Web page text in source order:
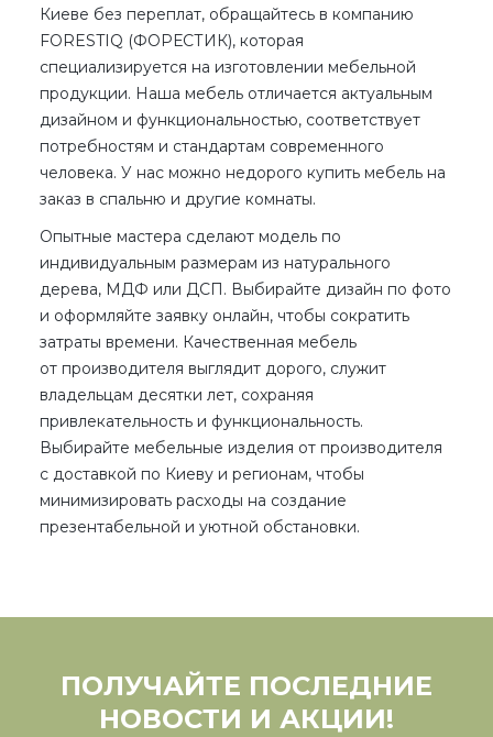
Киеве без переплат, обращайтесь в компанию
FORESTIQ (ФОРЕСТИК), которая
специализируется на изготовлении мебельной
продукции. Наша мебель отличается актуальным
дизайном и функциональностью, соответствует
потребностям и стандартам современного
человека. У нас можно недорого купить мебель на
заказ в спальню и другие комнаты.
Опытные мастера сделают модель по
индивидуальным размерам из натурального
дерева, МДФ или ДСП. Выбирайте дизайн по фото
и оформляйте заявку онлайн, чтобы сократить
затраты времени. Качественная мебель
от производителя выглядит дорого, служит
владельцам десятки лет, сохраняя
привлекательность и функциональность.
Выбирайте мебельные изделия от производителя
с доставкой по Киеву и регионам, чтобы
минимизировать расходы на создание
презентабельной и уютной обстановки.
ПОЛУЧАЙТЕ ПОСЛЕДНИЕ
НОВОСТИ И АКЦИИ!